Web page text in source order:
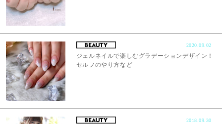
2020.09.02
ジェルネイルで楽しむグラデーションデザイン！
セルフのやり方など
2018.09.30